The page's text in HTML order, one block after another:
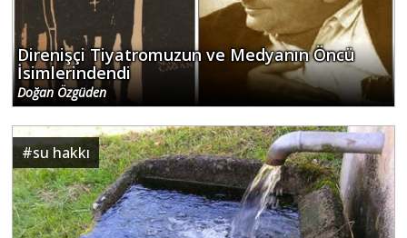
Direnişçi Tiyatromuzun ve Medyanın Öncü
İsimlerindendi
Doğan Özgüden
#su hakkı